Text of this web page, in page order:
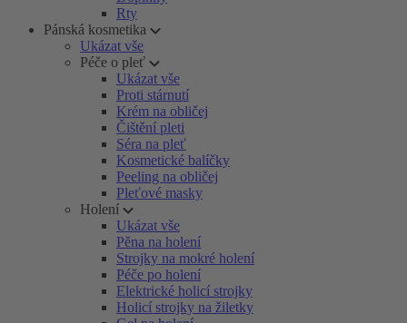
Rty
Pánská kosmetika
Ukázat vše
Péče o pleť
Ukázat vše
Proti stárnutí
Krém na obličej
Čištění pleti
Séra na pleť
Kosmetické balíčky
Peeling na obličej
Pleťové masky
Holení
Ukázat vše
Pěna na holení
Strojky na mokré holení
Péče po holení
Elektrické holicí strojky
Holicí strojky na žiletky